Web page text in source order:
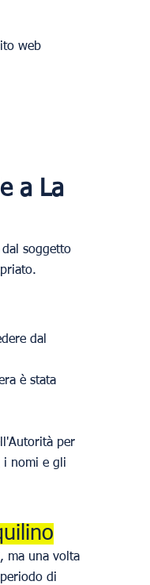
web
a La
soggetto
dal
è stata
per
i nomi e gli
ma una volta
di